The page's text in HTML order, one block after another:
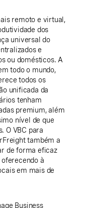
remoto e virtual,
dos
universal do
e
ou domésticos. A
todo o mundo,
todos os
unificada da
tenham
premium, além
nível de que
O VBC para
também a
de forma eficaz
à
em mais de
Business